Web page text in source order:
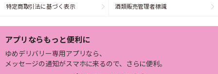
特定商取引法に基づく表示 酒類販売管理者標識
アプリならもっと便利に
ゆめデリバリー専用アプリなら、
メッセージの通知がスマホに来るので、さらに便利。